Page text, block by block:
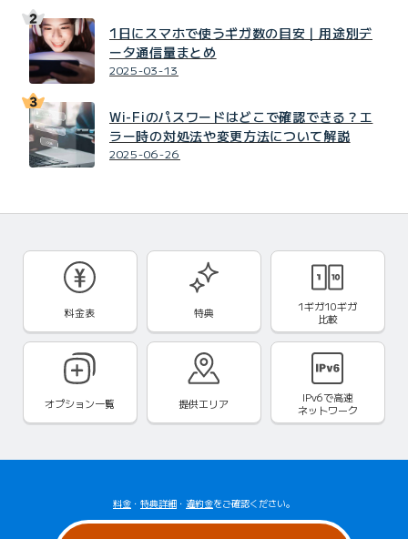
1日にスマホで使うギガ数の目安｜用途別デ
ータ通信量まとめ
2025-03-13
Wi-Fiのパスワードはどこで確認できる？エ
ラー時の対処法や変更方法について解説
2025-06-26
料金表 特典
1ギガ10ギガ
比較
オプション一覧 提供エリア IPv6で高速
ネットワーク
料金 ・ 特典詳細 ・ 違約金をご確認ください。